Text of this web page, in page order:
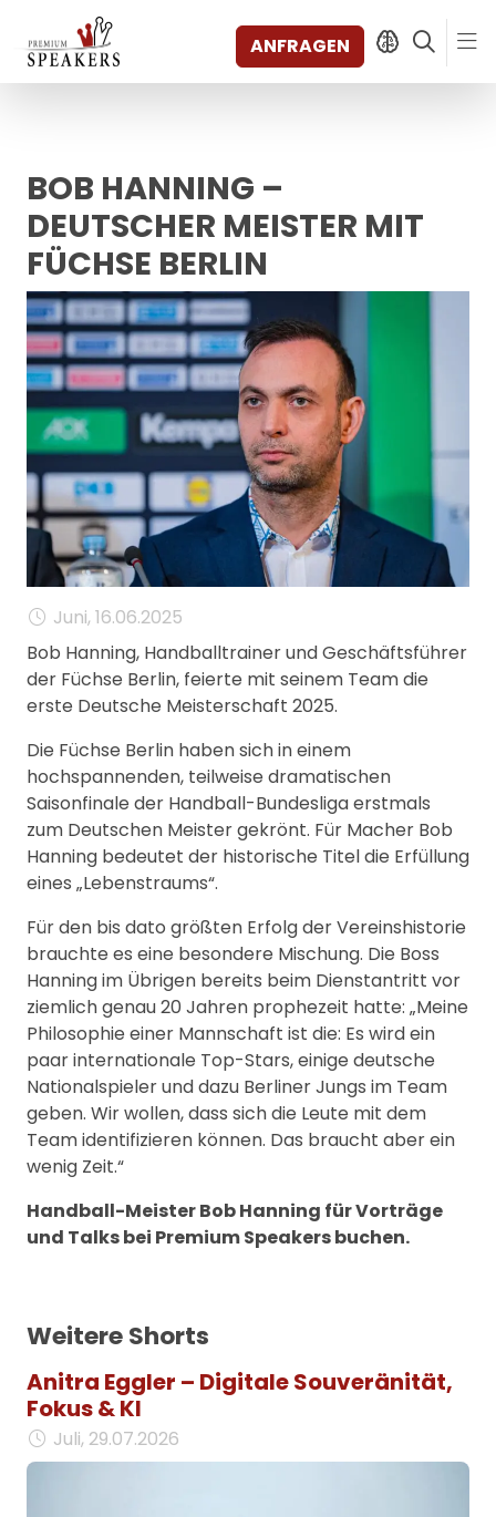
ANFRAGEN
SPEAKERS
THEMEN
ENTDECKEN
SHORTS
VIDEOS
BÜCHER
KATEGORIEN
MAGAZIN
BACKSTAGE
AGENTUR
KONTAKT & STANDORTE
MANAGEMENT
FAQ
BOB HANNING –
DEUTSCHER MEISTER MIT
FÜCHSE BERLIN
Juni, 16.06.2025
Bob Hanning, Handballtrainer und Geschäftsführer
der Füchse Berlin, feierte mit seinem Team die
erste Deutsche Meisterschaft 2025.
Die Füchse Berlin haben sich in einem
hochspannenden, teilweise dramatischen
Saisonfinale der Handball-Bundesliga erstmals
zum Deutschen Meister gekrönt. Für Macher Bob
Hanning bedeutet der historische Titel die Erfüllung
eines „Lebenstraums“.
Für den bis dato größten Erfolg der Vereinshistorie
brauchte es eine besondere Mischung. Die Boss
Hanning im Übrigen bereits beim Dienstantritt vor
ziemlich genau 20 Jahren prophezeit hatte: „Meine
Philosophie einer Mannschaft ist die: Es wird ein
paar internationale Top-Stars, einige deutsche
Nationalspieler und dazu Berliner Jungs im Team
geben. Wir wollen, dass sich die Leute mit dem
Team identifizieren können. Das braucht aber ein
wenig Zeit.“
Handball-Meister Bob Hanning für Vorträge
und Talks bei Premium Speakers buchen.
Weitere Shorts
Anitra Eggler – Digitale Souveränität,
Fokus & KI
Juli, 29.07.2026